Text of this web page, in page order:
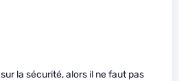
la sécurité, alors il ne faut pas